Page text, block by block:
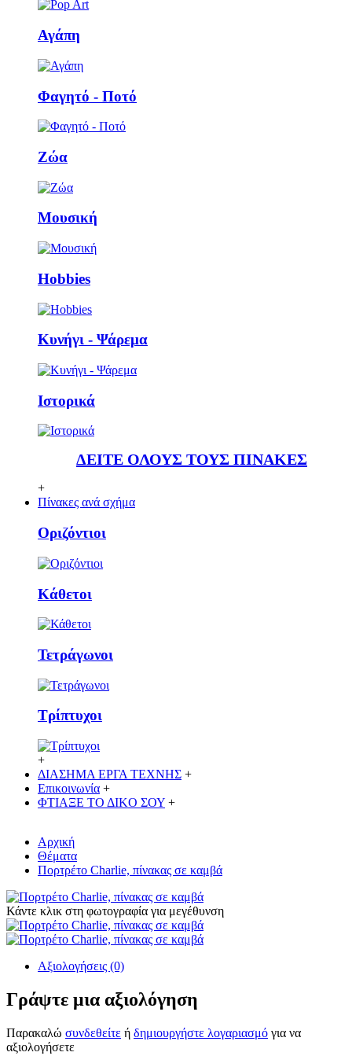
Αγάπη
Φαγητό - Ποτό
Ζώα
Μουσική
Ηobbies
Κυνήγι - Ψάρεμα
Ιστορικά
ΔΕΙΤΕ ΟΛΟΥΣ ΤΟΥΣ ΠΙΝΑΚΕΣ
+
Πίνακες ανά σχήμα
Οριζόντιοι
Κάθετoι
Τετράγωνοι
Τρίπτυχοι
+
ΔΙΑΣΗΜΑ ΕΡΓΑ ΤΕΧΝΗΣ +
Επικοινωνία +
ΦΤΙΑΞΕ ΤΟ ΔΙΚO ΣΟΥ +
Αρχική
Θέματα
Πορτρέτο Charlie, πίνακας σε καμβά
Κάντε κλικ στη φωτογραφία για μεγέθυνση
Αξιολογήσεις (0)
Γράψτε μια αξιολόγηση
Παρακαλώ συνδεθείτε ή δημιουργήστε λογαριασμό για να
αξιολογήσετε